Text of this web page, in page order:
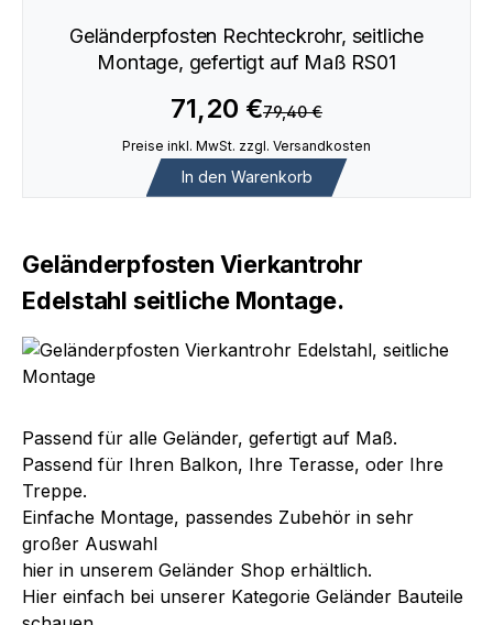
Geländerpfosten Rechteckrohr, seitliche
Montage, gefertigt auf Maß RS01
71,20 €79,40 €
Preise inkl. MwSt. zzgl. Versandkosten
In den Warenkorb
Geländerpfosten Vierkantrohr
Edelstahl seitliche Montage.
Passend für alle Geländer, gefertigt auf Maß.
Passend für Ihren Balkon, Ihre Terasse, oder Ihre
Treppe.
Einfache Montage, passendes Zubehör in sehr
großer Auswahl
hier in unserem Geländer Shop erhältlich.
Hier einfach bei unserer Kategorie Geländer Bauteile